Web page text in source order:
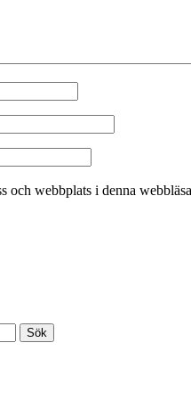
och webbplats i denna